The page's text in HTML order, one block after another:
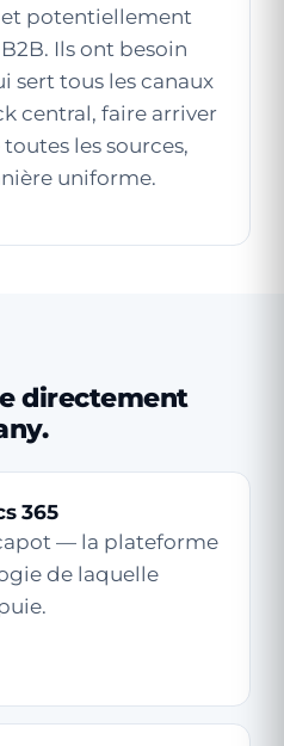
et potentiellement
Ils ont besoin
sert tous les canaux
central, faire arriver
les sources,
uniforme.
directement
365
— la plateforme
de laquelle